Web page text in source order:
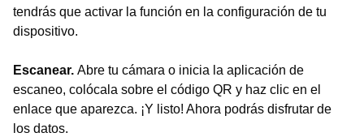
tendrás que activar la función en la configuración de tu
dispositivo.
Escanear. Abre tu cámara o inicia la aplicación de
escaneo, colócala sobre el código QR y haz clic en el
enlace que aparezca. ¡Y listo! Ahora podrás disfrutar de
los datos.